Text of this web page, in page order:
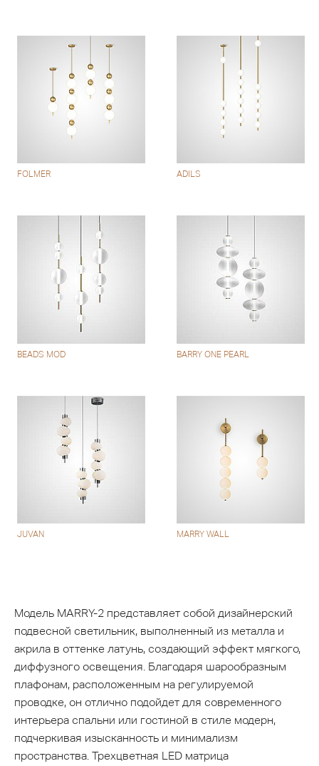
FOLMER ADILS
BEADS MOD BARRY ONE PEARL
JUVAN MARRY WALL
Модель MARRY-2 представляет собой дизайнерский
подвесной светильник, выполненный из металла и
акрила в оттенке латунь, создающий эффект мягкого,
диффузного освещения. Благодаря шарообразным
плафонам, расположенным на регулируемой
проводке, он отлично подойдет для современного
интерьера спальни или гостиной в стиле модерн,
подчеркивая изысканность и минимализм
пространства. Трехцветная LED матрица